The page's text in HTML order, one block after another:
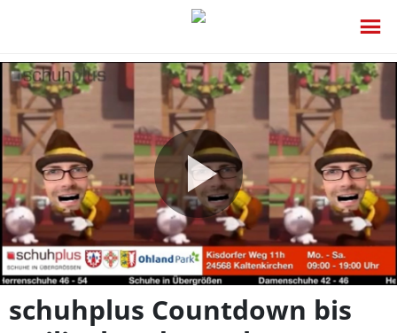
Video
schuhplus Countdown bis